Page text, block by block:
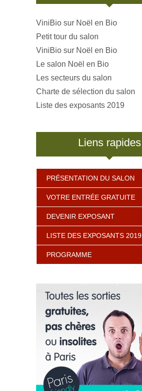
ViniBio sur Noël en Bio
Petit tour du salon
ViniBio sur Noël en Bio
Le salon Noël en Bio
Les secteurs du salon
Charte de sélection du salon
Liste des exposants 2019
Liens rapides
PRÉSENTATION DU SALON
VOTRE ENTRÉE GRATUITE
DEVENIR EXPOSANT
LISTE DES EXPOSANTS 2019
PROGRAMME